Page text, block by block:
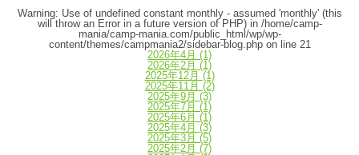
Warning: Use of undefined constant monthly - assumed 'monthly' (this
will throw an Error in a future version of PHP) in /home/camp-
mania/camp-mania.com/public_html/wp/wp-
content/themes/campmania2/sidebar-blog.phpon line 21
2026年4月 (1)
2026年2月 (1)
2025年12月 (1)
2025年11月 (2)
2025年9月 (3)
2025年7月 (1)
2025年6月 (1)
2025年4月 (3)
2025年3月 (5)
2025年2月 (7)